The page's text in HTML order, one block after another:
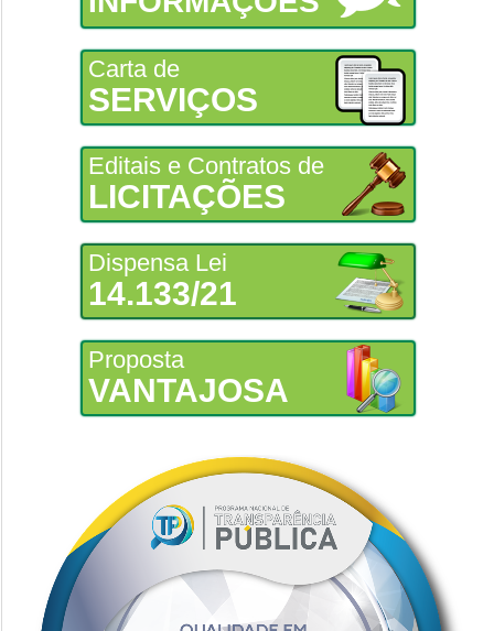
Carta de
SERVIÇOS
Editais e Contratos de
LICITAÇÕES
Dispensa Lei
14.133/21
Proposta
VANTAJOSA